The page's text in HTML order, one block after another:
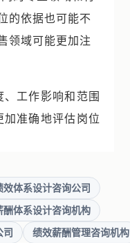
的依据也可能不
领域可能更加注
工作影响和范围
准确地评估岗位
效体系设计咨询公司
酬体系设计咨询机构
司
绩效薪酬管理咨询机构